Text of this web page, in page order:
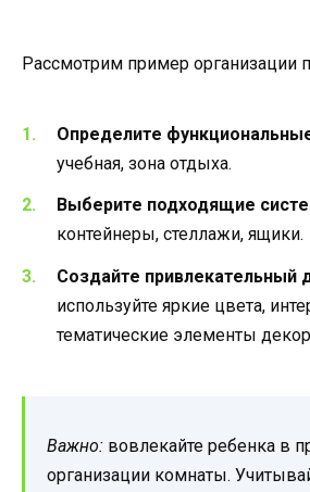
Рассмотрим пример организации
Определите
учебная, зона отдыха.
Выберите подходящие
контейнеры, стеллажи, ящики.
Создайте привлекательный
используйте яркие цвета,
тематические элементы
Важно: вовлекайте ребенка в
организации комнаты.